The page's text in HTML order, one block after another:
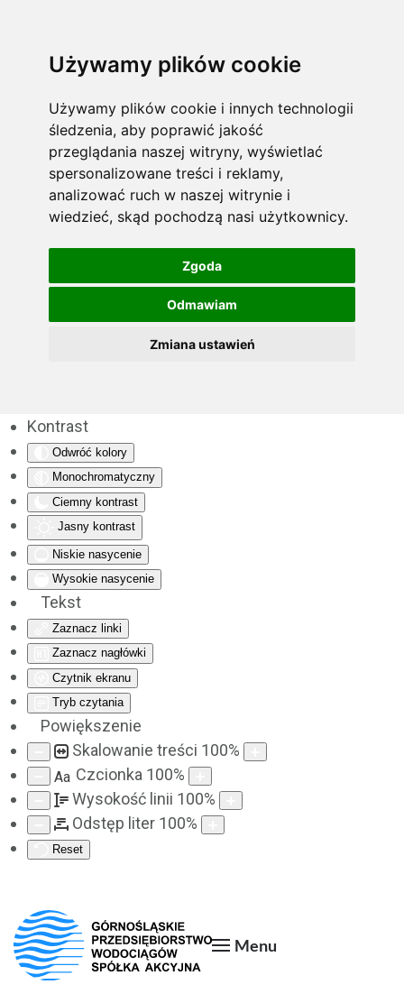
Używamy plików cookie
Używamy plików cookie i innych technologii
śledzenia, aby poprawić jakość
przeglądania naszej witryny, wyświetlać
spersonalizowane treści i reklamy,
analizować ruch w naszej witrynie i
wiedzieć, skąd pochodzą nasi użytkownicy.
Zgoda
Odmawiam
Zmiana ustawień
Kontrast
Odwróć kolory
Monochromatyczny
Ciemny kontrast
Jasny kontrast
Niskie nasycenie
Wysokie nasycenie
Tekst
Zaznacz linki
Zaznacz nagłówki
Czytnik ekranu
Tryb czytania
Powiększenie
Skalowanie treści 100%
Aa Czcionka 100%
Wysokość linii 100%
Odstęp liter 100%
Reset
Menu